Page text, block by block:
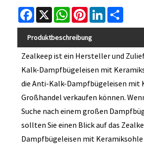
Facebook
X WhatsAppPinterestLinkedIn
Produktbeschreibung
Zealkeep ist ein Hersteller und
Kalk-Dampfbügeleisen mit
die Anti-Kalk-Dampfbügeleisen mit
Großhandel verkaufen können.
Suche nach einem großen
sollten Sie einen Blick auf das
Dampfbügeleisen mit Keramiksohle